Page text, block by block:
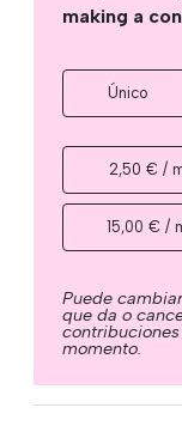
making a
Único
2,50 € /
15,00 € /
Puede
que da o
momento.